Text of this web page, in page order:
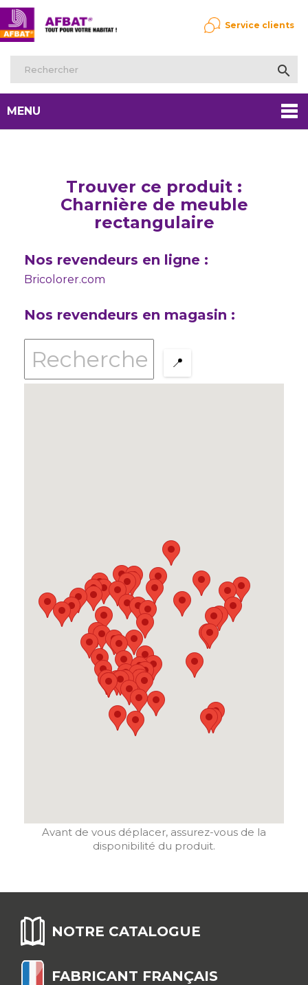

Service clients
MENU
Trouver ce produit :
Charnière de meuble
rectangulaire
Nos revendeurs en ligne :
Bricolorer.com
Nos revendeurs en magasin :
📍
Avant de vous déplacer, assurez-vous de la
disponibilité du produit.
NOTRE CATALOGUE
FABRICANT FRANÇAIS